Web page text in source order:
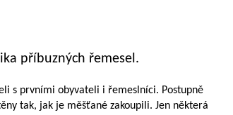
příbuzných řemesel.
s prvními obyvateli i řemeslníci. Postupně
tak, jak je měšťané zakoupili. Jen některá